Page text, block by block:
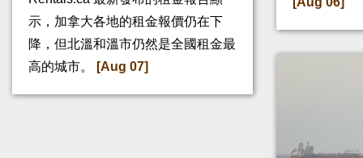
示，加拿大各地的租金報價仍在下
降，但北溫和溫市仍然是全國租金最
高的城市。
[Aug 07]